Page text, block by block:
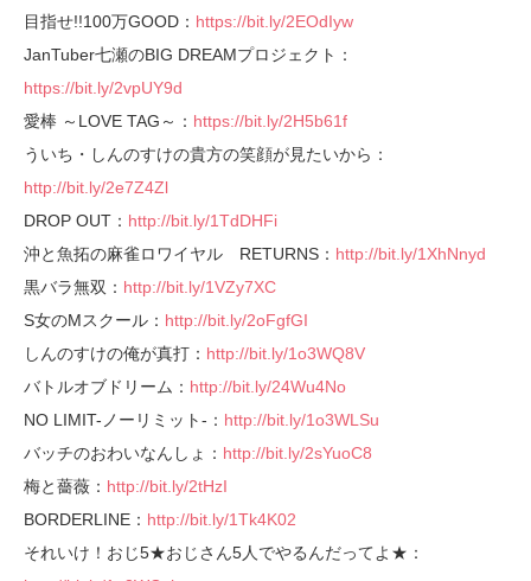
目指せ!!100万GOOD： https://bit.ly/2EOdIyw
JanTuber七瀬のBIG DREAMプロジェクト：
https://bit.ly/2vpUY9d
愛棒 ～LOVE TAG～： https://bit.ly/2H5b61f
ういち・しんのすけの貴方の笑顔が見たいから：
http://bit.ly/2e7Z4Zl
DROP OUT： http://bit.ly/1TdDHFi
沖と魚拓の麻雀ロワイヤル RETURNS： http://bit.ly/1XhNnyd
黒バラ無双： http://bit.ly/1VZy7XC
S女のMスクール： http://bit.ly/2oFgfGI
しんのすけの俺が真打： http://bit.ly/1o3WQ8V
バトルオブドリーム： http://bit.ly/24Wu4No
NO LIMIT-ノーリミット-： http://bit.ly/1o3WLSu
バッチのおわいなんしょ： http://bit.ly/2sYuoC8
梅と薔薇： http://bit.ly/2tHzI
BORDERLINE： http://bit.ly/1Tk4K02
それいけ！おじ5★おじさん5人でやるんだってよ★：